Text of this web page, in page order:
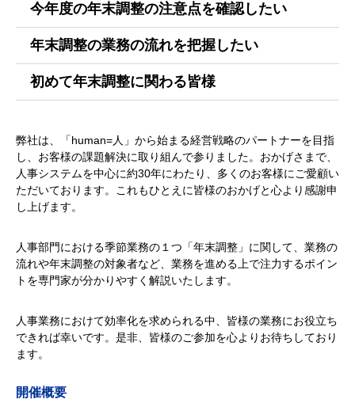
今年度の年末調整の注意点を確認したい
年末調整の業務の流れを把握したい
初めて年末調整に関わる皆様
弊社は、「human=人」から始まる経営戦略のパートナーを目指
し、お客様の課題解決に取り組んで参りました。おかげさまで、
人事システムを中心に約30年にわたり、多くのお客様にご愛顧い
ただいております。これもひとえに皆様のおかげと心より感謝申
し上げます。
人事部門における季節業務の１つ「年末調整」に関して、業務の
流れや年末調整の対象者など、業務を進める上で注力するポイン
トを専門家が分かりやすく解説いたします。
人事業務におけて効率化を求められる中、皆様の業務にお役立ち
できれば幸いです。是非、皆様のご参加を心よりお待ちしており
ます。
開催概要